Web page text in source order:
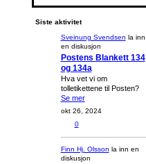
Siste aktivitet
Sveinung Svendsen la inn
en diskusjon
Postens Blankett 134
og 134a
Hva vet vi om
tolletikettene til Posten?
Se mer
okt 26, 2024
0
Finn Hj. Olsson la inn en
diskusjon